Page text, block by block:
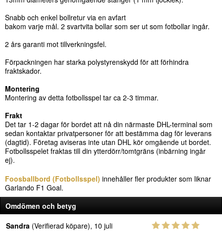
Snabb och enkel bollretur via en avfart
bakom varje mål. 2 svartvita bollar som ser ut som fotbollar ingår.
2 års garanti mot tillverkningsfel.
Förpackningen har starka polystyrenskydd för att förhindra
fraktskador.
Montering
Montering av detta fotbollsspel tar ca 2-3 timmar.
Frakt
Det tar 1-2 dagar för bordet att nå din närmaste DHL-terminal som
sedan kontaktar privatpersoner för att bestämma dag för leverans
(dagtid). Företag aviseras inte utan DHL kör omgående ut bordet.
Fotbollsspelet fraktas till din ytterdörr/tomtgräns (inbärning ingår
ej).
Foosballbord (Fotbollsspel) innehåller fler produkter som liknar
Garlando F1 Goal.
Omdömen och betyg
Sandra (Verifierad köpare), 10 juli